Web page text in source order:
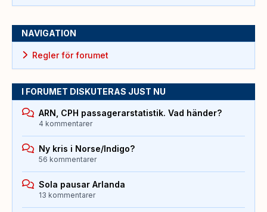
NAVIGATION
Regler för forumet
I FORUMET DISKUTERAS JUST NU
ARN, CPH passagerarstatistik. Vad händer?
4 kommentarer
Ny kris i Norse/Indigo?
56 kommentarer
Sola pausar Arlanda
13 kommentarer